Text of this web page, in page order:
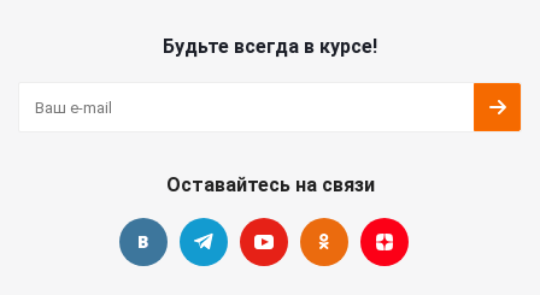
Будьте всегда в курсе!
Оставайтесь на связи